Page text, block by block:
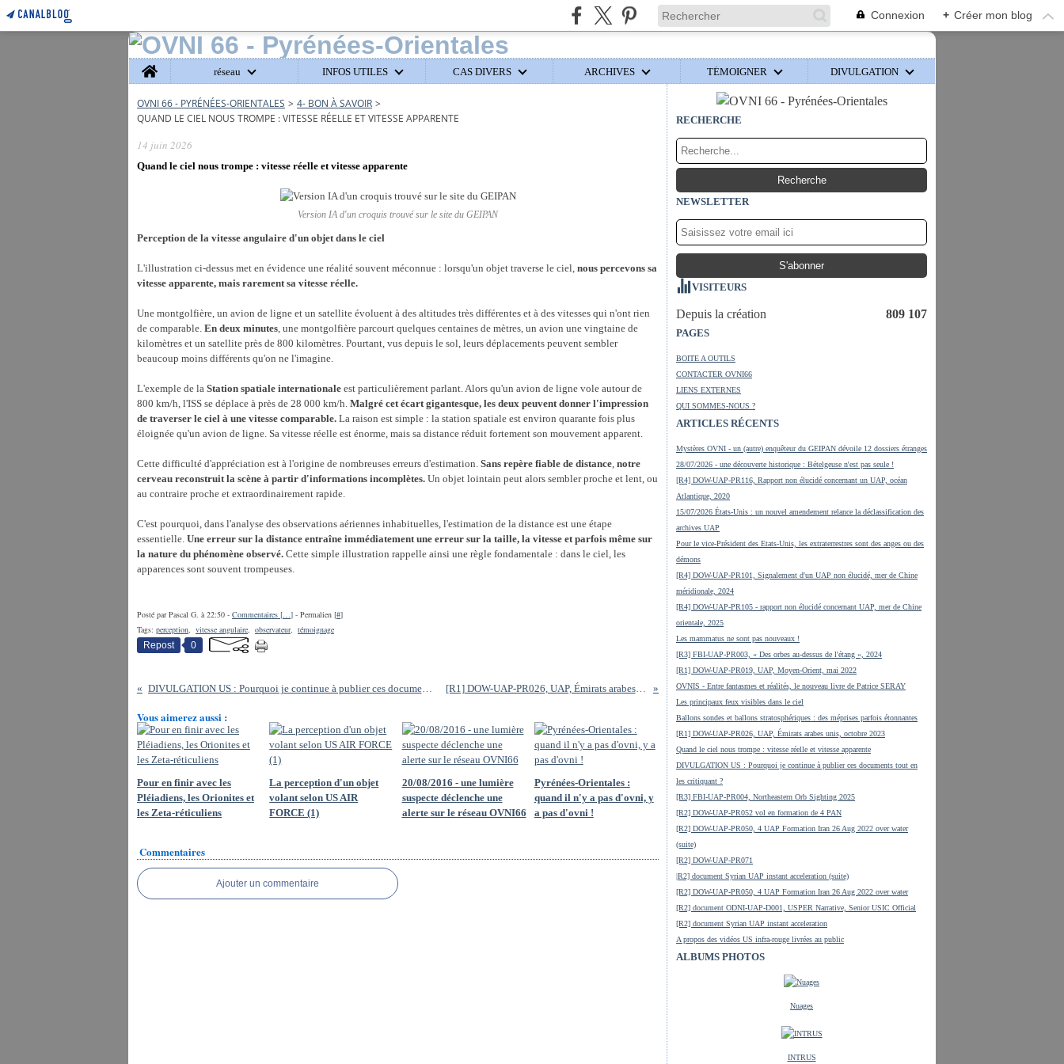
Connexion + Créer mon blog
Home
réseau INFOS UTILES CAS DIVERS ARCHIVES TÉMOIGNER DIVULGATION
OVNI 66 - PYRÉNÉES-ORIENTALES > 4- BON À SAVOIR >
QUAND LE CIEL NOUS TROMPE : VITESSE RÉELLE ET VITESSE APPARENTE
14 juin 2026
Quand le ciel nous trompe : vitesse réelle et vitesse apparente
Version IA d'un croquis trouvé sur le site du GEIPAN
Perception de la vitesse angulaire d'un objet dans le ciel
L'illustration ci-dessus met en évidence une réalité souvent méconnue : lorsqu'un objet traverse le ciel, nous percevons sa
vitesse apparente, mais rarement sa vitesse réelle.
Une montgolfière, un avion de ligne et un satellite évoluent à des altitudes très différentes et à des vitesses qui n'ont rien
de comparable. En deux minutes , une montgolfière parcourt quelques centaines de mètres, un avion une vingtaine de
kilomètres et un satellite près de 800 kilomètres. Pourtant, vus depuis le sol, leurs déplacements peuvent sembler
beaucoup moins différents qu'on ne l'imagine.
L'exemple de la Station spatiale internationale est particulièrement parlant. Alors qu'un avion de ligne vole autour de
800 km/h, l'ISS se déplace à près de 28 000 km/h. Malgré cet écart gigantesque, les deux peuvent donner l'impression
de traverser le ciel à une vitesse comparable. La raison est simple : la station spatiale est environ quarante fois plus
éloignée qu'un avion de ligne. Sa vitesse réelle est énorme, mais sa distance réduit fortement son mouvement apparent.
Cette difficulté d'appréciation est à l'origine de nombreuses erreurs d'estimation. Sans repère fiable de distance notre
cerveau reconstruit la scène à partir d'informations incomplètes. Un objet lointain peut alors sembler proche et lent, ou
au contraire proche et extraordinairement rapide.
C'est pourquoi, dans l'analyse des observations aériennes inhabituelles, l'estimation de la distance est une étape
essentielle. Une erreur sur la distance entraîne immédiatement une erreur sur la taille, la vitesse et parfois même sur
la nature du phénomène observé. Cette simple illustration rappelle ainsi une règle fondamentale : dans le ciel, les
apparences sont souvent trompeuses.
Posté par Pascal G. à 22:50 - Commentaires [ ] - Permalien [#]
Tags: perception vitesse angulaire observateur, témoignage
Repost
0
DIVULGATION US : Pourquoi je continue à publier ces documents tout en les critiquant ? [R1] DOW-UAP-PR026, UAP, Émirats arabes unis, octobre 2023
Vous aimerez aussi :
Pour en finir avec les
Pléiadiens, les Orionites et
les Zeta-réticuliens
La perception d'un objet
volant selon US AIR
FORCE (1)
20/08/2016 - une lumière
suspecte déclenche une
alerte sur le réseau OVNI66
Pyrénées-Orientales :
quand il n'y a pas d'ovni, y
a pas d'ovni !
Commentaires
Ajouter un commentaire
RECHERCHE
NEWSLETTER
VISITEURS
Depuis la création 809 107
PAGES
BOITE A OUTILS
CONTACTER OVNI66
LIENS EXTERNES
QUI SOMMES-NOUS ?
ARTICLES RÉCENTS
Mystères OVNI - un (autre) enquêteur du GEIPAN dévoile 12 dossiers étranges
28/07/2026 - une découverte historique : Bételgeuse n'est pas seule !
[R4] DOW-UAP-PR116, Rapport non élucidé concernant un UAP, océan
Atlantique, 2020
15/07/2026 États-Unis : un nouvel amendement relance la déclassification des
archives UAP
Pour le vice-Président des Etats-Unis, les extraterrestres sont des anges ou des
démons
[R4] DOW-UAP-PR101, Signalement d'un UAP non élucidé, mer de Chine
méridionale, 2024
[R4] DOW-UAP-PR105 - rapport non élucidé concernant UAP, mer de Chine
orientale, 2025
Les mammatus ne sont pas nouveaux !
[R3] FBI-UAP-PR003, « Des orbes au-dessus de l'étang », 2024
[R1] DOW-UAP-PR019, UAP, Moyen-Orient, mai 2022
OVNIS - Entre fantasmes et réalités, le nouveau livre de Patrice SERAY
Les principaux feux visibles dans le ciel
Ballons sondes et ballons stratosphériques : des méprises parfois étonnantes
[R1] DOW-UAP-PR026, UAP, Émirats arabes unis, octobre 2023
Quand le ciel nous trompe : vitesse réelle et vitesse apparente
DIVULGATION US : Pourquoi je continue à publier ces documents tout en
les critiquant ?
[R3] FBI-UAP-PR004, Northeastern Orb Sighting 2025
[R2] DOW-UAP-PR052 vol en formation de 4 PAN
[R2] DOW-UAP-PR050, 4 UAP Formation Iran 26 Aug 2022 over water
(suite)
[R2] DOW-UAP-PR071
|R2] document Syrian UAP instant acceleration (suite)
[R2] DOW-UAP-PR050, 4 UAP Formation Iran 26 Aug 2022 over water
[R2] document ODNI-UAP-D001, USPER Narrative, Senior USIC Official
[R2] document Syrian UAP instant acceleration
A propos des vidéos US infra-rouge livrées au public
ALBUMS PHOTOS
Nuages
INTRUS